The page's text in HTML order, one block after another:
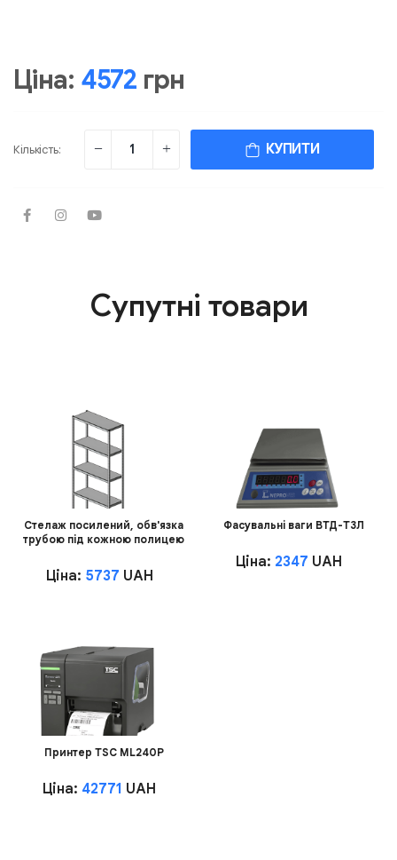
Ціна: 4572 грн
Кількість: КУПИТИ
Супутні товари
Стелаж посилений, обв'язка
трубою під кожною полицею
Ціна: 5737 UAH
Фасувальні ваги ВТД-Т3Л
Ціна: 2347 UAH
Принтер TSC ML240P
Ціна: 42771 UAH